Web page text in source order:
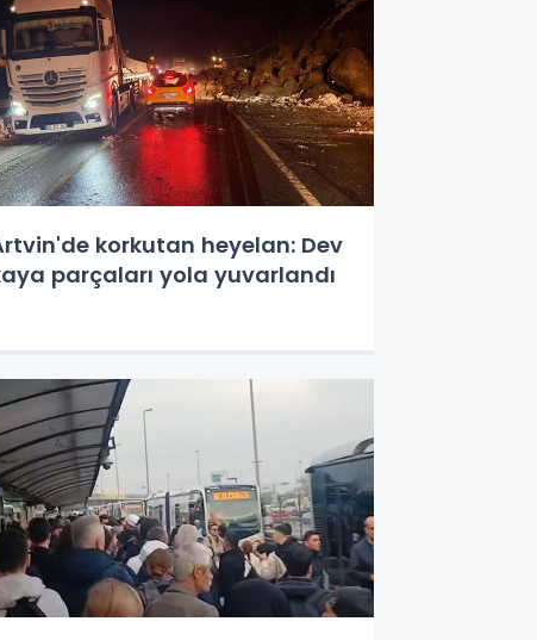
korkutan heyelan: Dev
parçaları yola yuvarlandı